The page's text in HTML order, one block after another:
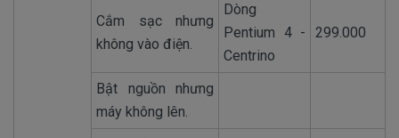
Cắm sạc nhưng
không vào điện.
Dòng
Pentium 4 -
Centrino
299.000
Bật nguồn nhưng
máy không lên.